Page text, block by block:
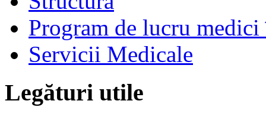
Program de lucru
Servicii Medicale
Legături utile